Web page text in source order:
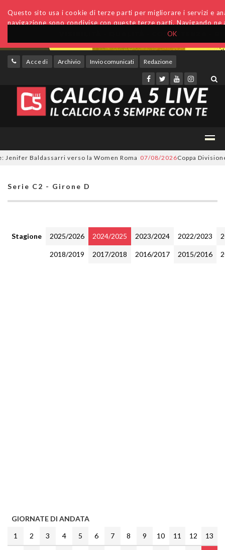
OK
Questo sito usa i cookie di terze parti per migliorare i servizi e
navigazione sono condivise con queste terze parti. Navigando
Accedi Archivio Invio comunicati Redazione
Baldassarri verso la Women Roma 07/08/2026Coppa Divisione, si
Serie C2 - Girone D
Stagione 2025/2026 2024/2025 2023/2024 2022/2023
2018/2019 2017/2018 2016/2017 2015/2016
GIORNATE DI ANDATA
1
2 3 4 5 6 7 8 9 10 11 12 13